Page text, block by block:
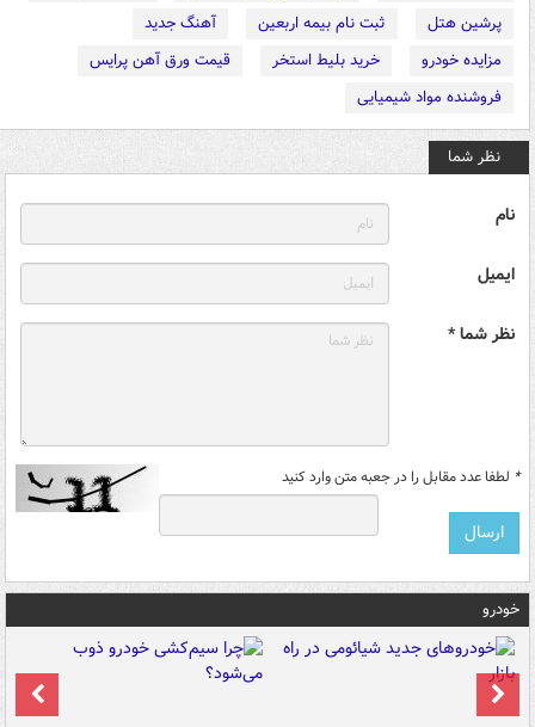
پرشین هتل
ثبت نام بیمه اربعین
آهنگ جدید
مزایده خودرو
خرید بلیط استخر
قیمت ورق آهن پرایس
فروشنده مواد شیمیایی
نظر شما
نام
ایمیل
نظر شما *
* لطفا عدد مقابل را در جعبه متن وارد کنید
خودرو